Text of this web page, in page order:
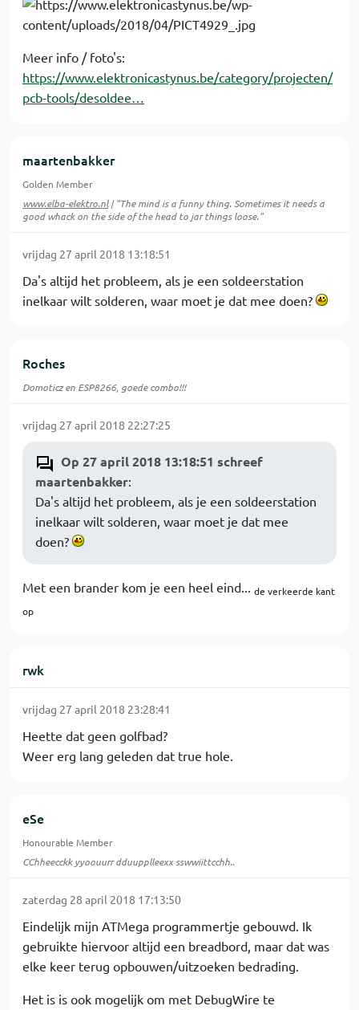
Meer info / foto's:
https://www.elektronicastynus.be/category/projecten/
pcb-tools/desoldee…
maartenbakker
Golden Member
www.elba-elektro.nl| "The mind is a funny thing. Sometimes it needs a
good whack on the side of the head to jar things loose."
vrijdag 27 april 2018 13:18:51
Da's altijd het probleem, als je een soldeerstation
inelkaar wilt solderen, waar moet je dat mee doen?
Roches
Domoticz en ESP8266, goede combo!!!
vrijdag 27 april 2018 22:27:25
Op 27 april 2018 13:18:51 schreef
maartenbakker:
Da's altijd het probleem, als je een soldeerstation
inelkaar wilt solderen, waar moet je dat mee
doen?
Met een brander kom je een heel eind... de verkeerde kant
op
rwk
vrijdag 27 april 2018 23:28:41
Heette dat geen golfbad?
Weer erg lang geleden dat true hole.
eSe
Honourable Member
CChheecckk yyoouurr dduupplleexx sswwiittcchh..
zaterdag 28 april 2018 17:13:50
Eindelijk mijn ATMega programmertje gebouwd. Ik
gebruikte hiervoor altijd een breadbord, maar dat was
elke keer terug opbouwen/uitzoeken bedrading.
Het is is ook mogelijk om met DebugWire te